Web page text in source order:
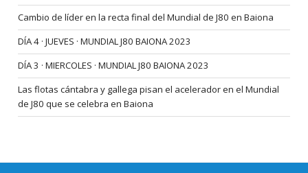
Cambio de líder en la recta final del Mundial de J80 en Baiona
DÍA 4 · JUEVES · MUNDIAL J80 BAIONA 2023
DÍA 3 · MIERCOLES · MUNDIAL J80 BAIONA 2023
Las flotas cántabra y gallega pisan el acelerador en el Mundial
de J80 que se celebra en Baiona